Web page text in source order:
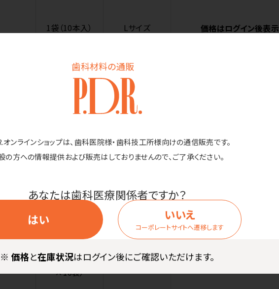
歯科材料の通販
オンラインショップは、歯科医院様・歯科技工所様向けの通信販売です。
の方への情報提供および販売はしておりませんので、ご了承ください。
あなたは歯科医療関係者ですか？
はい
いいえ
コーポレートサイトへ遷移します
※ 価格と在庫状況はログイン後にご確認いただけます。
1袋（10本入） Lサイズ 価格はログイン後表示
LLサイズ
×10袋）
1箱（10本入
×10袋）